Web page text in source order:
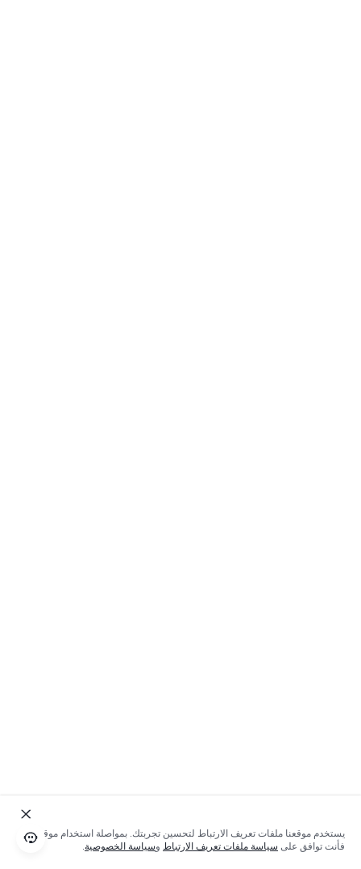
يستخدم موقعنا ملفات تعريف الارتباط لتحسين تجربتك. بمواصلة استخدام موقعنا؛
فأنت توافق على سياسة ملفات تعريف الارتباط وسياسة الخصوصية.